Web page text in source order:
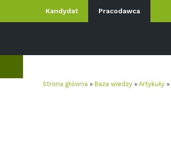
Kandydat Pracodawca
Strona główna » Baza wiedzy » Artykuły »